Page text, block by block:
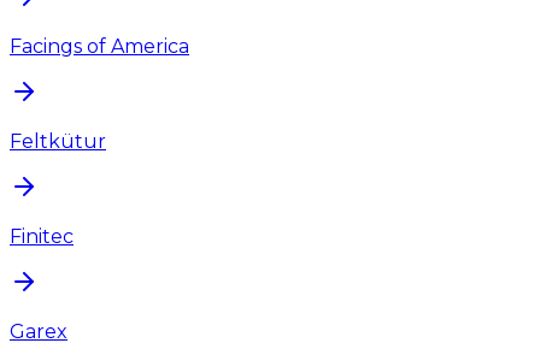
Facings of America
Feltkütur
Finitec
Garex